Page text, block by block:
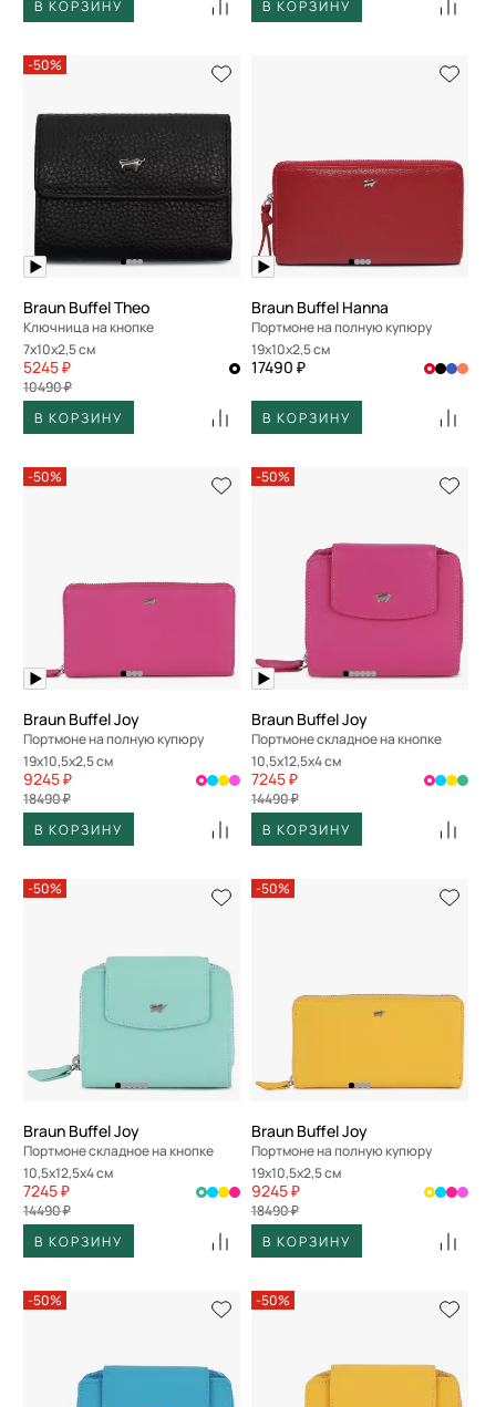
В КОРЗИНУ В КОРЗИНУ
-50%
Braun Buffel Theo
Ключница на кнопке
7x10x2,5 см
5245 ₽
10490 ₽
В КОРЗИНУ
Braun Buffel Hanna
Портмоне на полную купюру
19x10x2,5 см
17490 ₽
В КОРЗИНУ
-50%
Braun Buffel Joy
Портмоне на полную купюру
19x10,5x2,5 см
9245 ₽
18490 ₽
В КОРЗИНУ
-50%
Braun Buffel Joy
Портмоне складное на кнопке
10,5x12,5x4 см
7245 ₽
14490 ₽
В КОРЗИНУ
-50%
Braun Buffel Joy
Портмоне складное на кнопке
10,5x12,5x4 см
7245 ₽
14490 ₽
В КОРЗИНУ
-50%
Braun Buffel Joy
Портмоне на полную купюру
19x10,5x2,5 см
9245 ₽
18490 ₽
В КОРЗИНУ
-50% -50%